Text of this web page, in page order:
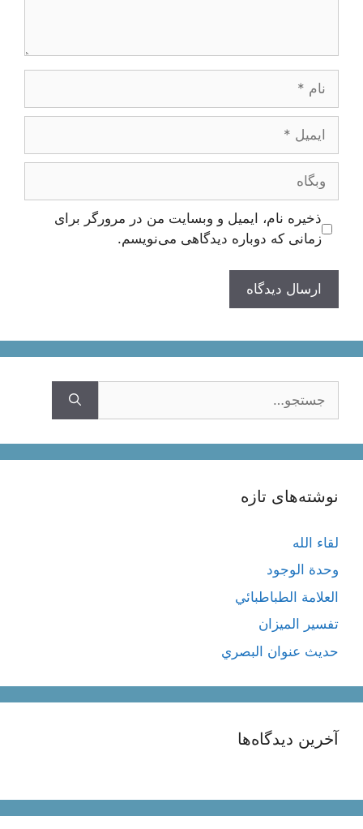
ایمیل
وبگاه
ذخیره نام، ایمیل و وبسایت من در مرورگر برای
زمانی که دوباره دیدگاهی می‌نویسم.
نوشته‌های تازه
لقاء الله
وحدة الوجود
العلامة الطباطبائي
تفسير الميزان
حديث عنوان البصري
آخرین دیدگاه‌ها